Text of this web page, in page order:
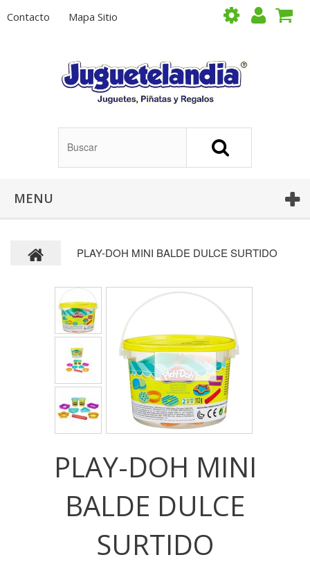
Contacto Mapa Sitio
MENU
PLAY-DOH MINI BALDE DULCE SURTIDO
PLAY-DOH MINI
BALDE DULCE
SURTIDO